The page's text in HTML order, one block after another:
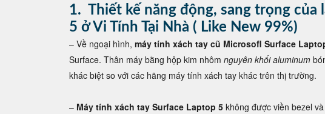
1. Thiết kế năng động, sang trọng
5 ở Vi Tính Tại Nhà ( Like New 99%)
– Về ngoại hình, máy tính xách tay cũ Microsofl Surface
Surface. Thân máy bằng hộp kim nhôm nguyên khối aluminum
khác biệt so với các hãng máy tính xách tay khác trên thị trường.
– Máy tính xách tay Surface Laptop 5 không được viền bezel và